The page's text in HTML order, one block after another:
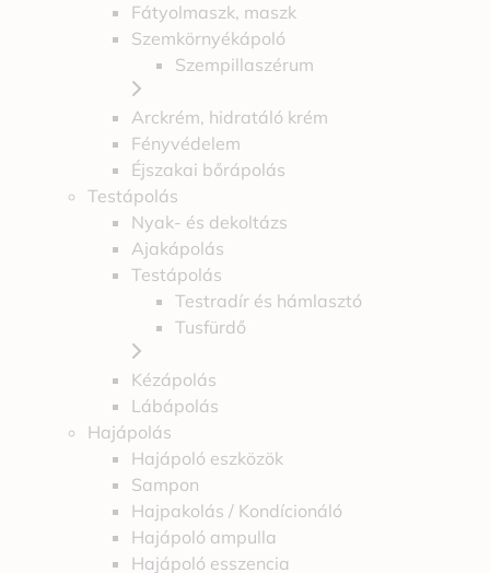
Fátyolmaszk, maszk
Szemkörnyékápoló
Szempillaszérum
Arckrém, hidratáló krém
Fényvédelem
Éjszakai bőrápolás
Testápolás
Nyak- és dekoltázs
Ajakápolás
Testápolás
Testradír és hámlasztó
Tusfürdő
Kézápolás
Lábápolás
Hajápolás
Hajápoló eszközök
Sampon
Hajpakolás / Kondícionáló
Hajápoló ampulla
Hajápoló esszencia